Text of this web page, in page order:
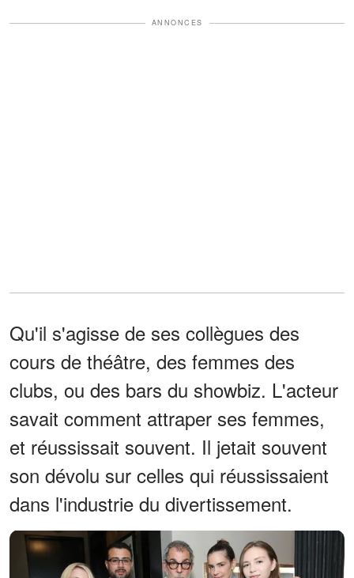
ANNONCES
Qu'il s'agisse de ses collègues des
cours de théâtre, des femmes des
clubs, ou des bars du showbiz. L'acteur
savait comment attraper ses femmes,
et réussissait souvent. Il jetait souvent
son dévolu sur celles qui réussissaient
dans l'industrie du divertissement.